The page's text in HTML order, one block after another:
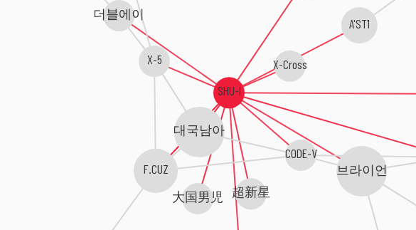
SHU-I
F.CUZ
대국남아
大国男児 超新星
X-Cross
X-5
더블에이
A'ST1
브라이언
CODE-V